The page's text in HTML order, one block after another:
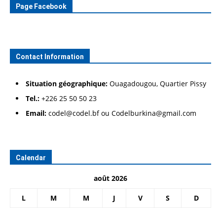
Page Facebook
Contact Information
Situation géographique: Ouagadougou, Quartier Pissy
Tel.: +226 25 50 50 23
Email: codel@codel.bf ou Codelburkina@gmail.com
Calendar
août 2026
L M M J V S D